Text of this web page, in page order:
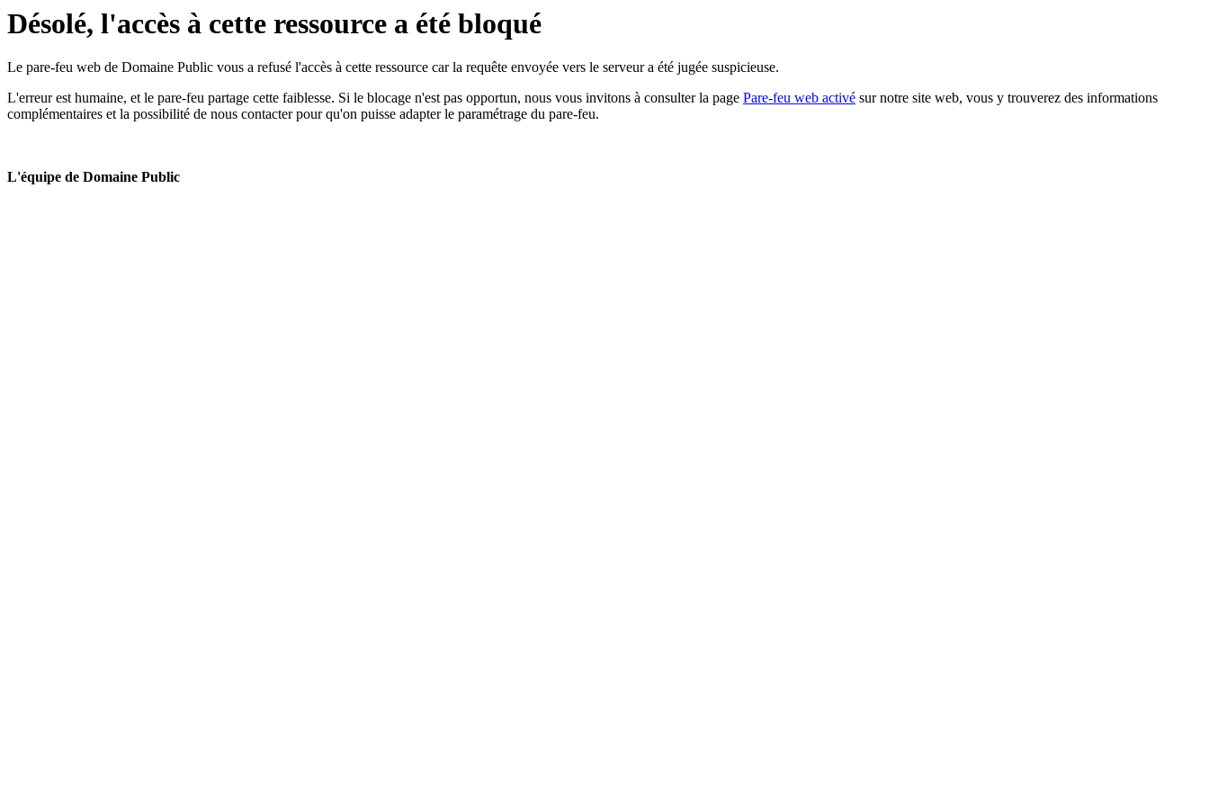
Désolé, l'accès à cette ressource a été bloqué
Le pare-feu web de Domaine Public vous a refusé l'accès à cette ressource car la requête envoyée vers le serveur a été jugée suspicieuse.
L'erreur est humaine, et le pare-feu partage cette faiblesse. Si le blocage n'est pas opportun, nous vous invitons à consulter la page Pare-feu web activé sur notre site web, vous y trouverez des informations
complémentaires et la possibilité de nous contacter pour qu'on puisse adapter le paramétrage du pare-feu.
L'équipe de Domaine Public